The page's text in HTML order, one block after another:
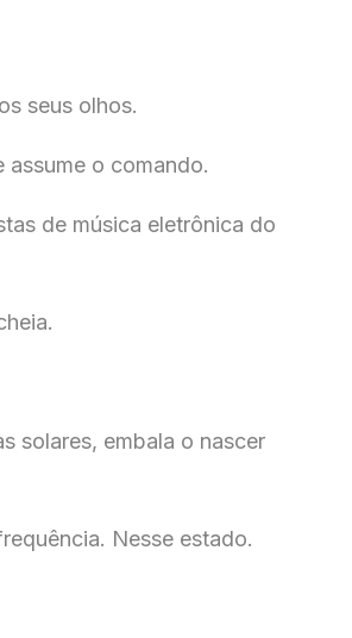
seus olhos.
o comando.
de música eletrônica do
solares, embala o nascer
Nesse estado.